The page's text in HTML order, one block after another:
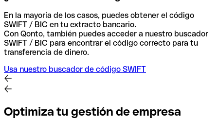
En la mayoría de los casos, puedes obtener el código
SWIFT / BIC en tu extracto bancario.
Con Qonto, también puedes acceder a nuestro buscador
SWIFT / BIC para encontrar el código correcto para tu
transferencia de dinero.
Usa nuestro buscador de código SWIFT
Optimiza tu gestión de empresa